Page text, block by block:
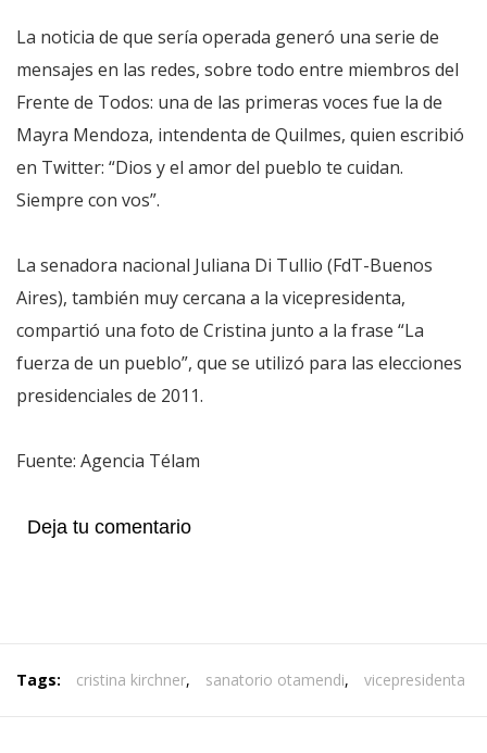
La noticia de que sería operada generó una serie de
mensajes en las redes, sobre todo entre miembros del
Frente de Todos: una de las primeras voces fue la de
Mayra Mendoza, intendenta de Quilmes, quien escribió
en Twitter: “Dios y el amor del pueblo te cuidan.
Siempre con vos”.
La senadora nacional Juliana Di Tullio (FdT-Buenos
Aires), también muy cercana a la vicepresidenta,
compartió una foto de Cristina junto a la frase “La
fuerza de un pueblo”, que se utilizó para las elecciones
presidenciales de 2011.
Fuente: Agencia Télam
Deja tu comentario
Tags: cristina kirchner, sanatorio otamendi, vicepresidenta